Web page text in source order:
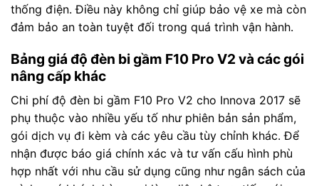
thống điện. Điều này không chỉ giúp bảo vệ xe mà còn
đảm bảo an toàn tuyệt đối trong quá trình vận hành.
Bảng giá độ đèn bi gầm F10 Pro V2 và các gói
nâng cấp khác
Chi phí độ đèn bi gầm F10 Pro V2 cho Innova 2017 sẽ
phụ thuộc vào nhiều yếu tố như phiên bản sản phẩm,
gói dịch vụ đi kèm và các yêu cầu tùy chỉnh khác. Để
nhận được báo giá chính xác và tư vấn cấu hình phù
hợp nhất với nhu cầu sử dụng cũng như ngân sách của